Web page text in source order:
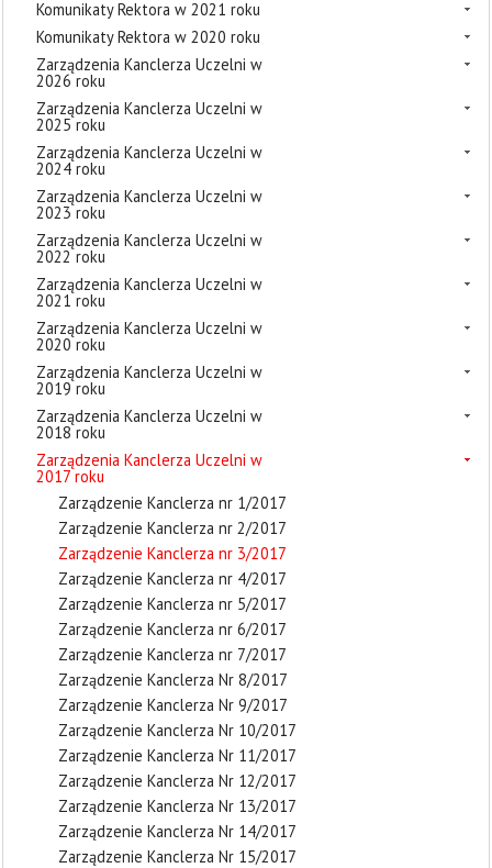
Komunikaty Rektora w 2021 roku
Komunikaty Rektora w 2020 roku
Zarządzenia Kanclerza Uczelni w
2026 roku
Zarządzenia Kanclerza Uczelni w
2025 roku
Zarządzenia Kanclerza Uczelni w
2024 roku
Zarządzenia Kanclerza Uczelni w
2023 roku
Zarządzenia Kanclerza Uczelni w
2022 roku
Zarządzenia Kanclerza Uczelni w
2021 roku
Zarządzenia Kanclerza Uczelni w
2020 roku
Zarządzenia Kanclerza Uczelni w
2019 roku
Zarządzenia Kanclerza Uczelni w
2018 roku
Zarządzenia Kanclerza Uczelni w
2017 roku
Zarządzenie Kanclerza nr 1/2017
Zarządzenie Kanclerza nr 2/2017
Zarządzenie Kanclerza nr 3/2017
Zarządzenie Kanclerza nr 4/2017
Zarządzenie Kanclerza nr 5/2017
Zarządzenie Kanclerza nr 6/2017
Zarządzenie Kanclerza nr 7/2017
Zarządzenie Kanclerza Nr 8/2017
Zarządzenie Kanclerza Nr 9/2017
Zarządzenie Kanclerza Nr 10/2017
Zarządzenie Kanclerza Nr 11/2017
Zarządzenie Kanclerza Nr 12/2017
Zarządzenie Kanclerza Nr 13/2017
Zarządzenie Kanclerza Nr 14/2017
Zarządzenie Kanclerza Nr 15/2017